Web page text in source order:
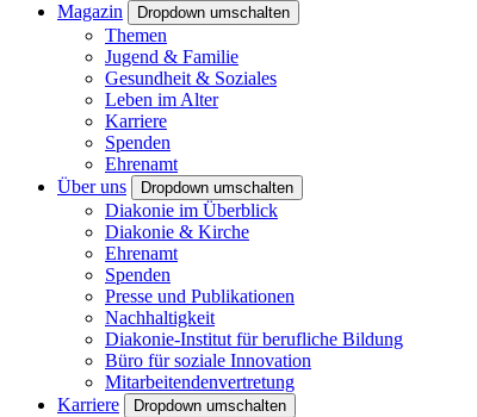
Magazin
Dropdown umschalten
Themen
Jugend & Familie
Gesundheit & Soziales
Leben im Alter
Karriere
Spenden
Ehrenamt
Über uns
Dropdown umschalten
Diakonie im Überblick
Diakonie & Kirche
Ehrenamt
Spenden
Presse und Publikationen
Nachhaltigkeit
Diakonie-Institut für berufliche Bildung
Büro für soziale Innovation
Mitarbeitendenvertretung
Karriere
Dropdown umschalten